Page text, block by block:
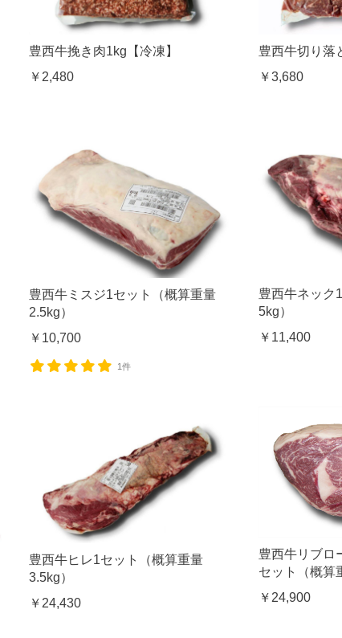
豊西牛挽き肉1kg【冷凍】
￥2,480
豊西牛切り落
￥3,680
豊西牛ミスジ1セット（概算重量
2.5kg）
￥10,700
1件
豊西牛ネック
5kg）
￥11,400
豊西牛ヒレ1セット（概算重量
3.5kg）
￥24,430
豊西牛リブロ
セット（概算
￥24,900